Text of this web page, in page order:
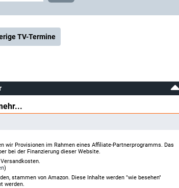
TV-Termine
wir Provisionen im Rahmen eines Affiliate-Partnerprogramms. Das
bei der Finanzierung dieser Website.
)
stammen von Amazon. Diese Inhalte werden "wie besehen"
werden.